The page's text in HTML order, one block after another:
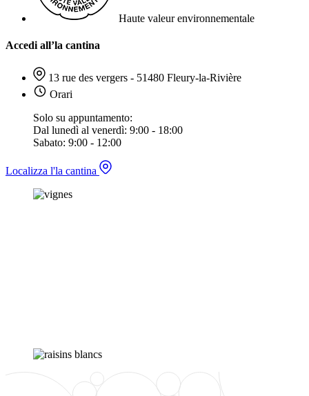
Haute valeur environnementale
Accedi all’la cantina
13 rue des vergers - 51480 Fleury-la-Rivière
Orari
Solo su appuntamento:
Dal lunedì al venerdì: 9:00 - 18:00
Sabato: 9:00 - 12:00
Localizza l'la cantina